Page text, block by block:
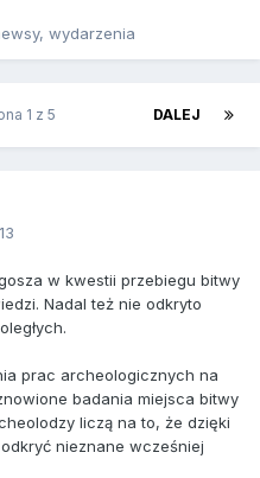
wydarzenia
DALEJ
1 z 5
w kwestii przebiegu bitwy
Nadal też nie odkryto
prac archeologicznych na
badania miejsca bitwy
liczą na to, że dzięki
nieznane wcześniej